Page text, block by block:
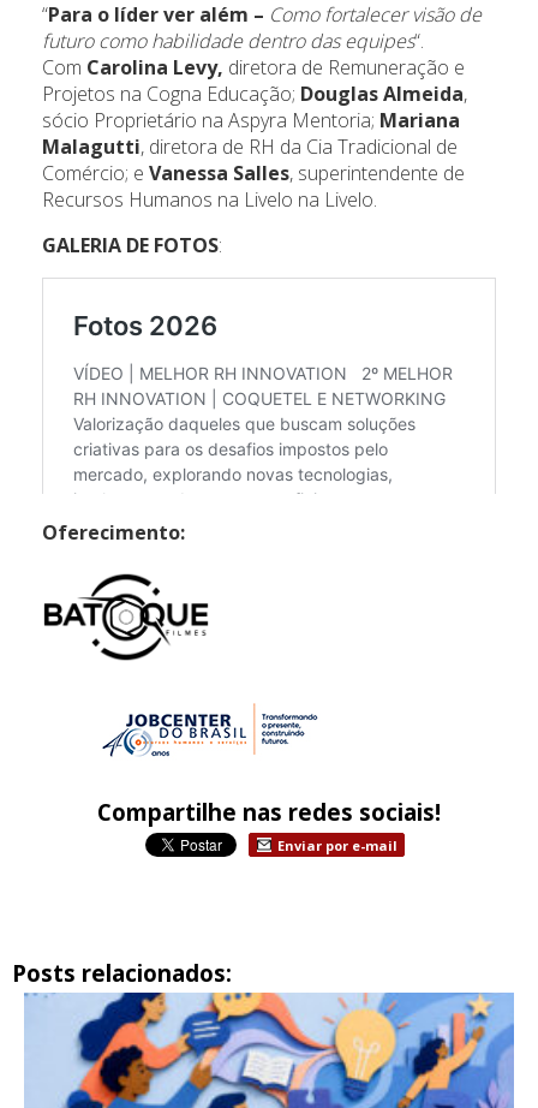
“Para o líder ver além – Como fortalecer visão de
futuro como habilidade dentro das equipes“.
Com Carolina Levy, diretora de Remuneração e
Projetos na Cogna Educação; Douglas Almeida,
sócio Proprietário na Aspyra Mentoria; Mariana
Malagutti, diretora de RH da Cia Tradicional de
Comércio; e Vanessa Salles, superintendente de
Recursos Humanos na Livelo na Livelo.
GALERIA DE FOTOS:
Oferecimento:
Compartilhe nas redes sociais!
Enviar por e-mail
Posts relacionados: